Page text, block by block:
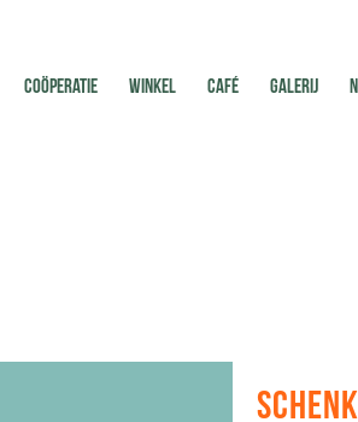
COÖPERATIE WINKEL CAFÉ GALERIJ